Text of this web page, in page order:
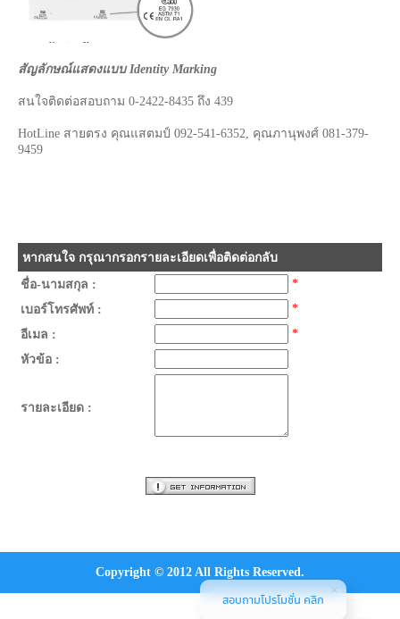
สัญลักษณ์แสดงแบบ Identity Marking
สนใจติดต่อสอบถาม 0-2422-8435 ถึง 439
HotLine สายตรง คุณแสตมป์ 092-541-6352, คุณภานุพงศ์ 081-379-
9459
หากสนใจ กรุณากรอกรายละเอียดเพื่อติดต่อกลับ
ชื่อ-นามสกุล :
*
เบอร์โทรศัพท์ :
*
อีเมล :
*
หัวข้อ :
รายละเอียด :
Copyright © 2012 All Rights Reserved.
สอบถามโปรโมชั่น คลิก